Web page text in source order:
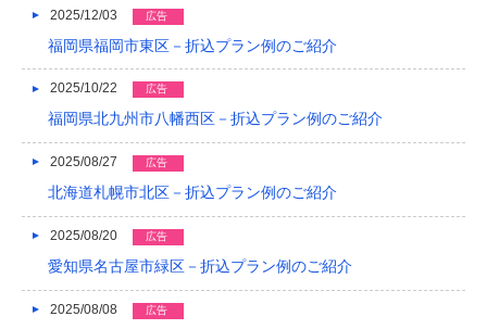
2019/01
2018/12
2018/10
2018/09
2018/08
2018/07
2025/12/03 広告
福岡県福岡市東区－折込プラン例のご紹介
2025/10/22 広告
福岡県北九州市八幡西区－折込プラン例のご紹介
2025/08/27 広告
北海道札幌市北区－折込プラン例のご紹介
2025/08/20 広告
愛知県名古屋市緑区－折込プラン例のご紹介
2025/08/08 広告